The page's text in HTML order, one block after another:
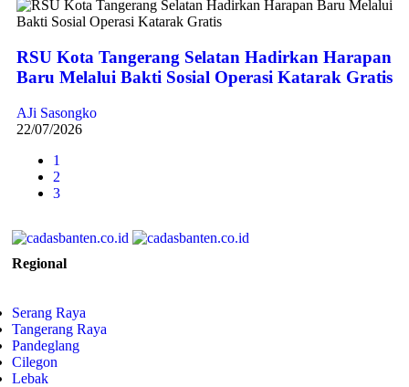
RSU Kota Tangerang Selatan Hadirkan Harapan
Baru Melalui Bakti Sosial Operasi Katarak Gratis
AJi Sasongko
22/07/2026
1
2
3
Regional
Serang Raya
Tangerang Raya
Pandeglang
Cilegon
Lebak